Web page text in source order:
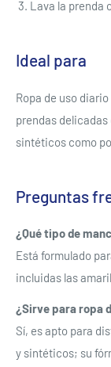
Lava la prenda
Ideal para
Ropa de uso
prendas
sintéticos como
Preguntas
¿Qué tipo de
Está formulado
incluidas las
¿Sirve para ropa
Sí, es apto para
y sintéticos; su
Se